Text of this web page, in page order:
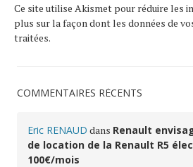
Ce site utilise Akismet pour réduire les
plus sur la façon dont les données de
traitées.
COMMENTAIRES RÉCENTS
Eric RENAUD dans Renault
de location de la Renault R5
100€/mois